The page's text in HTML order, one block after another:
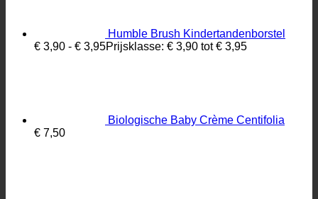
Humble Brush Kindertandenborstel
€ 3,90 - € 3,95Prijsklasse: € 3,90 tot € 3,95
Biologische Baby Crème Centifolia
€ 7,50